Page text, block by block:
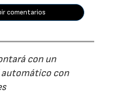
comentarios
con un
con